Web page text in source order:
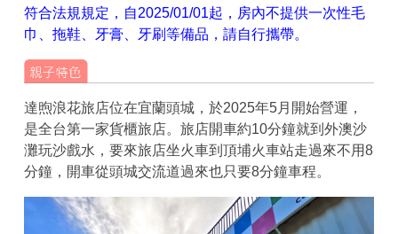
符合法規規定，自2025/01/01起，房內不提供一次性毛
巾、拖鞋、牙膏、牙刷等備品，請自行攜帶。
達煦浪花旅店位在宜蘭頭城，於2025年5月開始營運，
是全台第一家貨櫃旅店。旅店開車約10分鐘就到外澳沙
灘玩沙戲水，要來旅店坐火車到頂埔火車站走過來不用8
分鐘，開車從頭城交流道過來也只要8分鐘車程。